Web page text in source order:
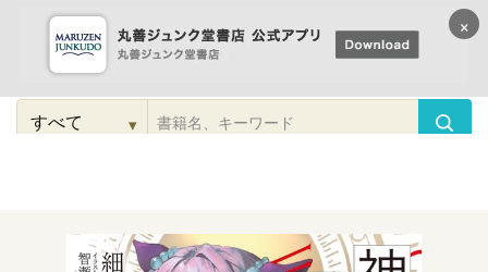
コンテンツに
進む
検
▾
×